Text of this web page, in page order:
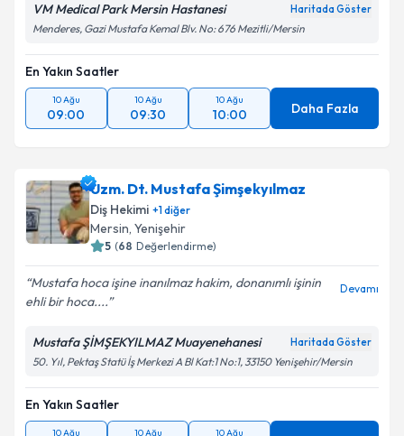
VM Medical Park Mersin Hastanesi Haritada Göster
Menderes, Gazi Mustafa Kemal Blv. No: 676 Mezitli/Mersin
En Yakın Saatler
10 Ağu
09:00
10 Ağu
09:30
10 Ağu
10:00 Daha Fazla
Uzm. Dt. Mustafa Şimşekyılmaz
Diş Hekimi +1diğer
Mersin, Yenişehir
5 (68 Değerlendirme)
Mustafa hoca işine inanılmaz hakim, donanımlı işinin
ehli bir hoca....
Devamı
Mustafa ŞİMŞEKYILMAZ Muayenehanesi Haritada Göster
50. Yıl, Pektaş Statü İş Merkezi A Bl Kat:1 No:1, 33150 Yenişehir/Mersin
En Yakın Saatler
10 Ağu 10 Ağu 10 Ağu